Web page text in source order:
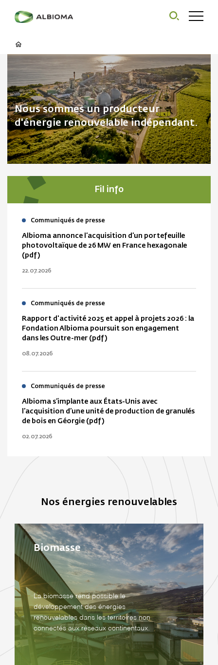
Nous sommes un producteur
d'énergie renouvelable indépendant.
Fil info
Communiqués de presse
Albioma annonce l’acquisition d’un portefeuille
photovoltaïque de 26 MW en France hexagonale
(pdf)
22.07.2026
Communiqués de presse
Rapport d'activité 2025 et appel à projets 2026 : la
Fondation Albioma poursuit son engagement
dans les Outre-mer (pdf)
08.07.2026
Communiqués de presse
Albioma s’implante aux États-Unis avec
l’acquisition d’une unité de production de granulés
de bois en Géorgie (pdf)
02.07.2026
Nos énergies renouvelables
Biomasse
La biomasse rend possible le
développement des énergies
renouvelables dans les territoires non
connectés aux réseaux continentaux.